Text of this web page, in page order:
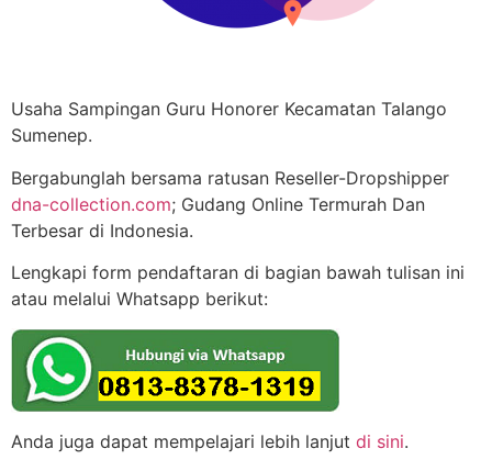
Usaha Sampingan Guru Honorer Kecamatan Talango
Sumenep.
Bergabunglah bersama ratusan Reseller-Dropshipper
dna-collection.com; Gudang Online Termurah Dan
Terbesar di Indonesia.
Lengkapi form pendaftaran di bagian bawah tulisan ini
atau melalui Whatsapp berikut:
Anda juga dapat mempelajari lebih lanjut di sini.